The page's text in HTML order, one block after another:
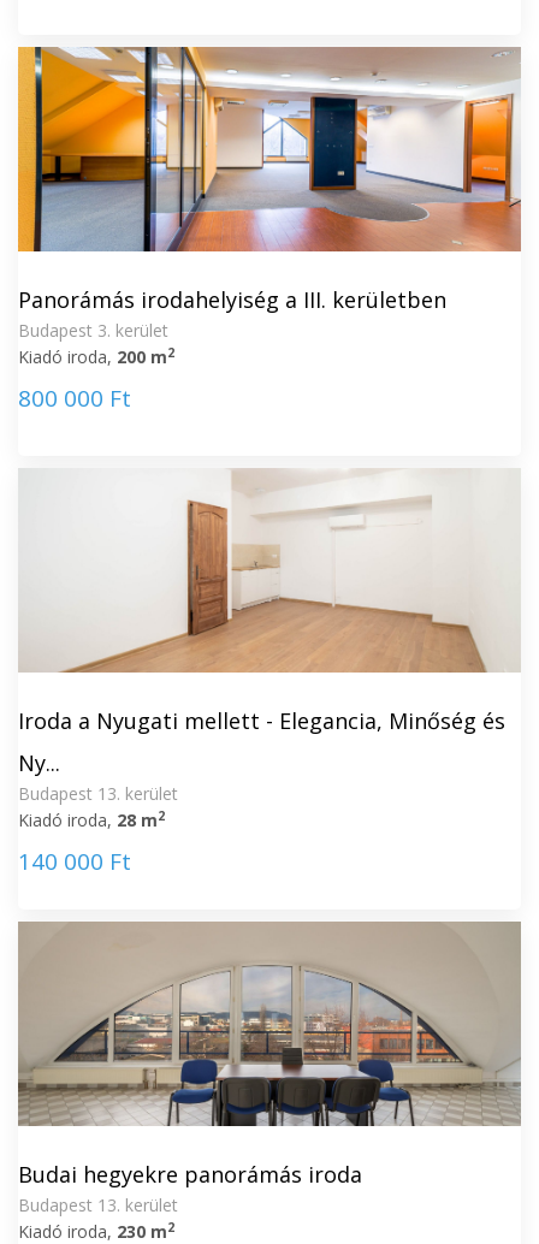
Panorámás irodahelyiség a III. kerületben
Budapest 3. kerület
Kiadó iroda, 200 m2
800 000 Ft
Iroda a Nyugati mellett - Elegancia, Minőség és
Ny...
Budapest 13. kerület
Kiadó iroda, 28 m2
140 000 Ft
Budai hegyekre panorámás iroda
Budapest 13. kerület
Kiadó iroda, 230 m2